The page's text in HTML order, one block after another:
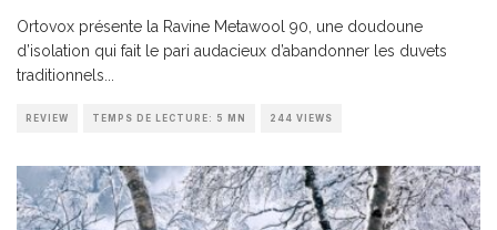
Ortovox présente la Ravine Metawool 90, une doudoune
d’isolation qui fait le pari audacieux d’abandonner les duvets
traditionnels...
REVIEW TEMPS DE LECTURE: 5 MN 244 VIEWS